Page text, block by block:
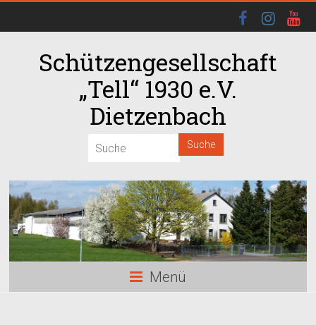
Schützengesellschaft
„Tell“ 1930 e.V.
Dietzenbach
Menü
02:00
04:00